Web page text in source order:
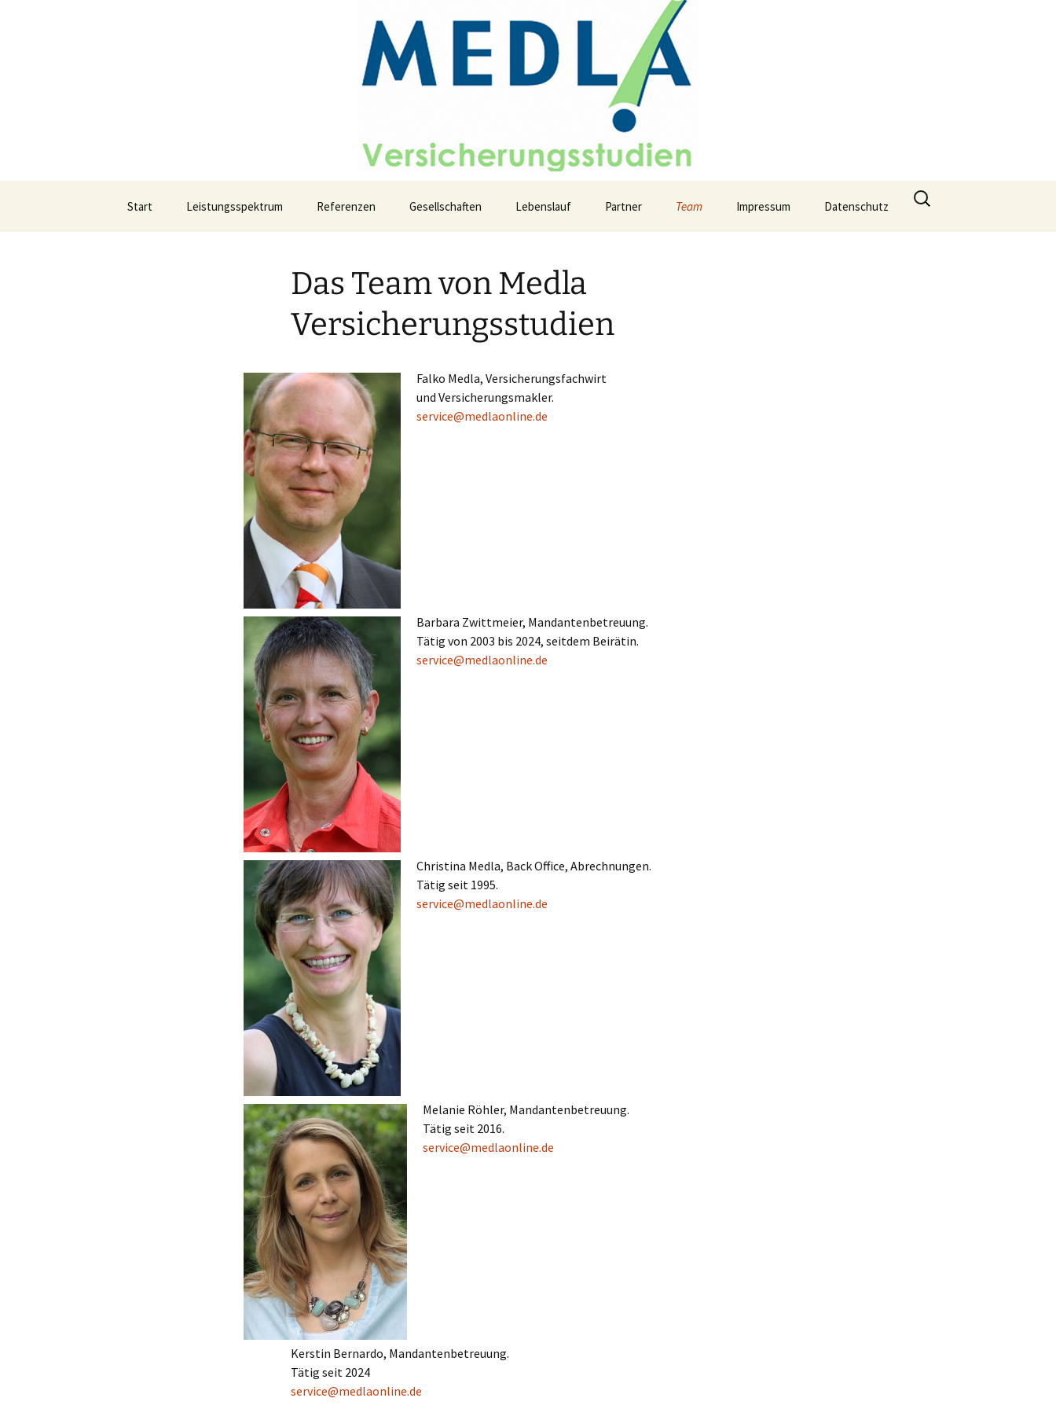
Medla Versicherungsstudien
Start Leistungsspektrum Referenzen Gesellschaften Lebenslauf Partner Team Impressum Datenschutz
Suche
nach:
Das Team von Medla
Versicherungsstudien
Falko Medla, Versicherungsfachwirt
und Versicherungsmakler.
service@medlaonline.de
Barbara Zwittmeier, Mandantenbetreuung.
Tätig von 2003 bis 2024, seitdem Beirätin.
service@medlaonline.de
Christina Medla, Back Office, Abrechnungen.
Tätig seit 1995.
service@medlaonline.de
Melanie Röhler, Mandantenbetreuung.
Tätig seit 2016.
service@medlaonline.de
Kerstin Bernardo, Mandantenbetreuung.
Tätig seit 2024
service@medlaonline.de